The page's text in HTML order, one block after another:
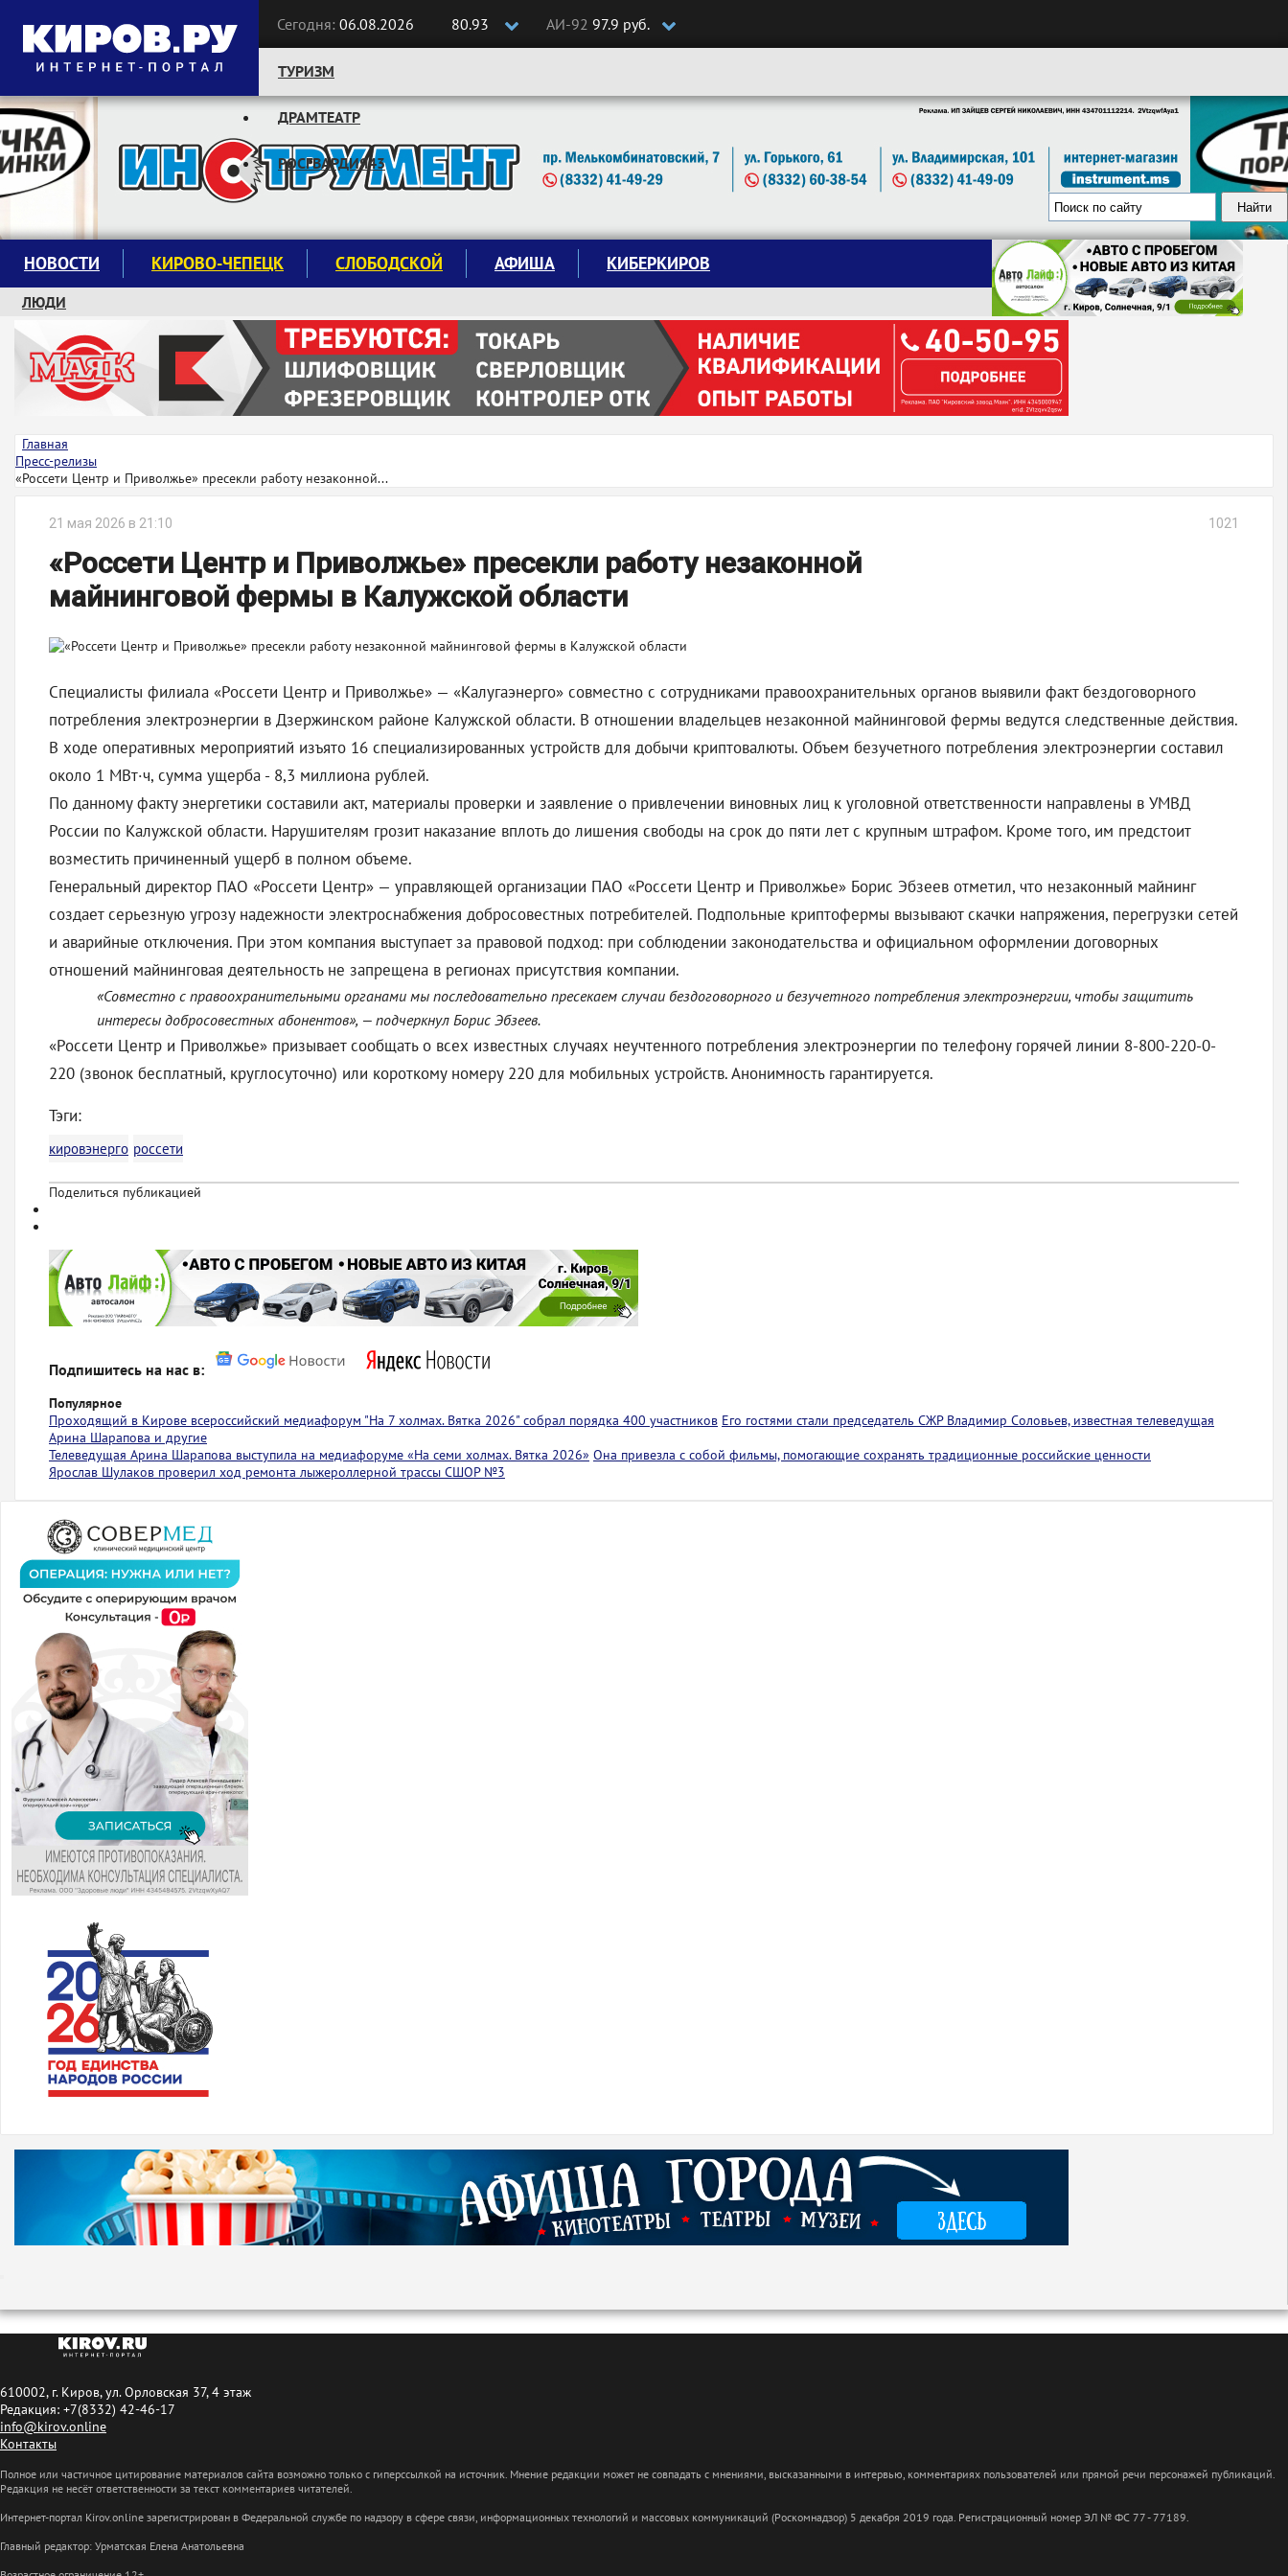
Сегодня: 06.08.2026 80.93 АИ-92 97.9 руб.
Следите за новостями:
ТУРИЗМ
ДРАМТЕАТР
РОСГВАРДИЯ43
НОВОСТИ КИРОВО-ЧЕПЕЦК СЛОБОДСКОЙ АФИША КИБЕРКИРОВ
ЛЮДИ
КРУЖКИ И СЕКЦИИ
ЗАВОДУ "МАЯК" 85 ЛЕТ
ЭКОЛОГИЯ
Главная
Пресс-релизы
«Россети Центр и Приволжье» пресекли работу незаконной...
21 мая 2026 в 21:10 1021
«Россети Центр и Приволжье» пресекли работу незаконной
майнинговой фермы в Калужской области
Специалисты филиала «Россети Центр и Приволжье» — «Калугаэнерго» совместно с сотрудниками правоохранительных органов выявили факт бездоговорного
потребления электроэнергии в Дзержинском районе Калужской области. В отношении владельцев незаконной майнинговой фермы ведутся следственные действия.
В ходе оперативных мероприятий изъято 16 специализированных устройств для добычи криптовалюты. Объем безучетного потребления электроэнергии составил
около 1 МВт·ч, сумма ущерба - 8,3 миллиона рублей.
По данному факту энергетики составили акт, материалы проверки и заявление о привлечении виновных лиц к уголовной ответственности направлены в УМВД
России по Калужской области. Нарушителям грозит наказание вплоть до лишения свободы на срок до пяти лет с крупным штрафом. Кроме того, им предстоит
возместить причиненный ущерб в полном объеме.
Генеральный директор ПАО «Россети Центр» — управляющей организации ПАО «Россети Центр и Приволжье» Борис Эбзеев отметил, что незаконный майнинг
создает серьезную угрозу надежности электроснабжения добросовестных потребителей. Подпольные криптофермы вызывают скачки напряжения, перегрузки сетей
и аварийные отключения. При этом компания выступает за правовой подход: при соблюдении законодательства и официальном оформлении договорных
отношений майнинговая деятельность не запрещена в регионах присутствия компании.
«Совместно с правоохранительными органами мы последовательно пресекаем случаи бездоговорного и безучетного потребления электроэнергии, чтобы защитить
интересы добросовестных абонентов», — подчеркнул Борис Эбзеев.
«Россети Центр и Приволжье» призывает сообщать о всех известных случаях неучтенного потребления электроэнергии по телефону горячей линии 8-800-220-0-
220 (звонок бесплатный, круглосуточно) или короткому номеру 220 для мобильных устройств. Анонимность гарантируется.
Тэги:
кировэнерго россети
Поделиться публикацией
Подпишитесь на нас в:
Популярное
Проходящий в Кирове всероссийский медиафорум "На 7 холмах. Вятка 2026" собрал порядка 400 участников Его гостями стали председатель СЖР Владимир Соловьев, известная телеведущая
Арина Шарапова и другие
Телеведущая Арина Шарапова выступила на медиафоруме «На семи холмах. Вятка 2026» Она привезла с собой фильмы, помогающие сохранять традиционные российские ценности
Ярослав Шулаков проверил ход ремонта лыжероллерной трассы СШОР №3
610002, г. Киров, ул. Орловская 37, 4 этаж
Редакция: +7(8332) 42-46-17
info@kirov.online
Контакты
Полное или частичное цитирование материалов сайта возможно только с гиперссылкой на источник. Мнение редакции может не совпадать с мнениями, высказанными в интервью, комментариях пользователей или прямой речи персонажей публикаций.
Редакция не несёт ответственности за текст комментариев читателей.
Интернет-портал Kirov.online зарегистрирован в Федеральной службе по надзору в сфере связи, информационных технологий и массовых коммуникаций (Роскомнадзор) 5 декабря 2019 года. Регистрационный номер ЭЛ № ФС 77 - 77189.
Главный редактор: Урматская Елена Анатольевна